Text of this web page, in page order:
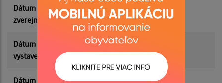
Dátum
zverejnenia
13.05.2026
Dátum
vystavenia
08.05.2026
Dátum 14.05.2026